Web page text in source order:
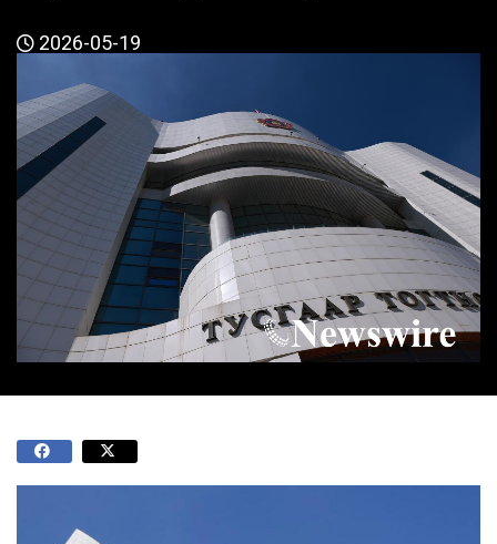
2026-05-19